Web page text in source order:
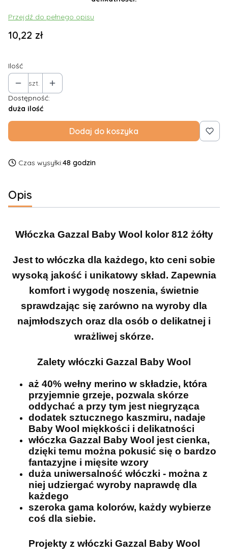
Przejdź do pełnego opisu
Cena
10,22 zł
Ilość
szt.
Dostępność:
duża ilość
Dodaj do koszyka
Czas wysyłki:48 godzin
Opis
Włóczka Gazzal Baby Wool kolor 812 żółty
Jest to włóczka dla każdego, kto ceni sobie
wysoką jakość i unikatowy skład. Zapewnia
komfort i wygodę noszenia, świetnie
sprawdzając się zarówno na wyroby dla
najmłodszych oraz dla osób o delikatnej i
wrażliwej skórze.
Zalety włóczki Gazzal Baby Wool
aż 40% wełny merino w składzie, która
przyjemnie grzeje, pozwala skórze
oddychać a przy tym jest niegryząca
dodatek sztucznego kaszmiru, nadaje
Baby Wool miękkości i delikatności
włóczka Gazzal Baby Wool jest cienka,
dzięki temu można pokusić się o bardzo
fantazyjne i mięsite wzory
duża uniwersalność włóczki - można z
niej udziergać wyroby naprawdę dla
każdego
szeroka gama kolorów, każdy wybierze
coś dla siebie.
Projekty z włóczki Gazzal Baby Wool